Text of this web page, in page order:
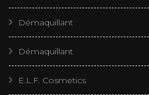
Démaquillant
Démaquillant
E.L.F. Cosmetics